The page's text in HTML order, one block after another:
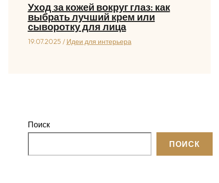
Уход за кожей вокруг глаз: как
выбрать лучший крем или
сыворотку для лица
19.07.2025 / Идеи для интерьера
Поиск
ПОИСК